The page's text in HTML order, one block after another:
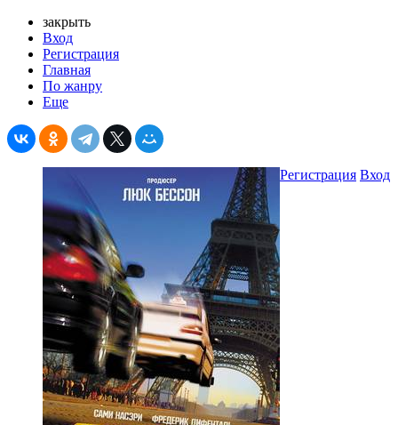
закрыть
Вход
Регистрация
Главная
По жанру
Еще
Регистрация Вход